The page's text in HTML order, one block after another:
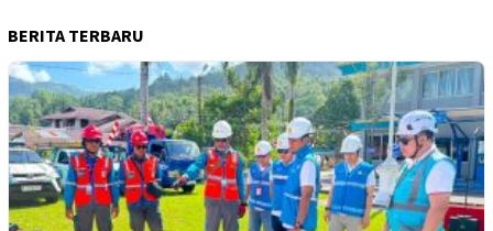
BERITA TERBARU